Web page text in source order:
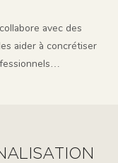
avec des
aider à concrétiser